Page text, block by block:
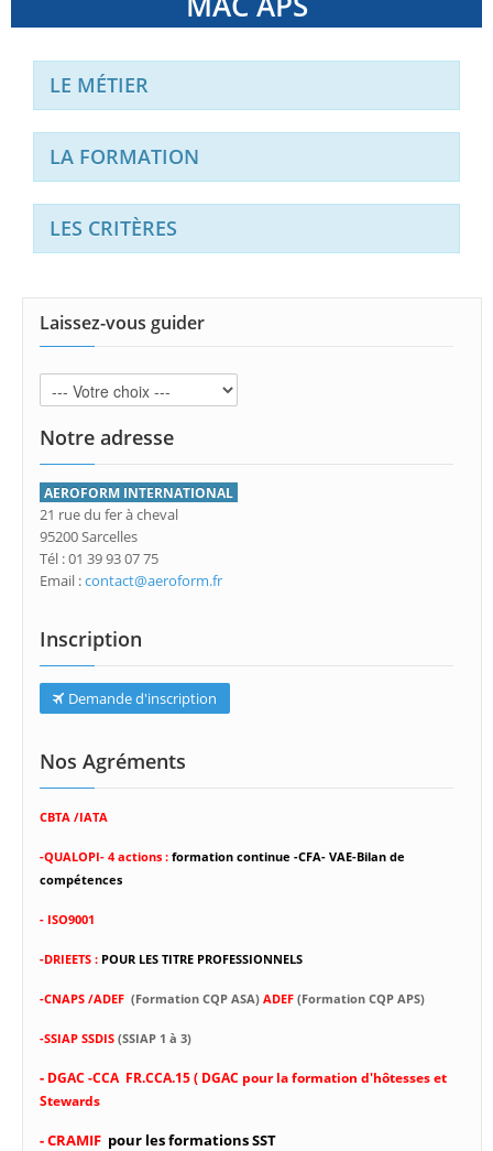
LE MÉTIER
LA FORMATION
LES CRITÈRES
Laissez-vous guider
Notre adresse
AEROFORM INTERNATIONAL
21 rue du fer à cheval
95200 Sarcelles
Tél : 01 39 93 07 75
Email :contact@aeroform.fr
Inscription
Demande d'inscription
Nos Agréments
CBTA /IATA
-QUALOPI- 4 actions : formation continue -CFA- VAE-Bilan de
compétences
- ISO9001
-DRIEETS : POUR LES TITRE PROFESSIONNELS
-CNAPS /ADEF (Formation CQP ASA) ADEF (Formation CQP APS)
-SSIAP SSDIS (SSIAP 1 à 3)
- DGAC -CCA FR.CCA.15 ( DGAC pour la formation d'hôtesses et
Stewards
- CRAMIF pour les formations SST